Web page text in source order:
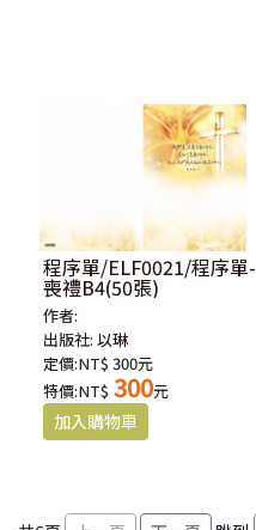
程序單/ELF0021/程序單-
喪禮B4(50張)
作者:
出版社:以琳
定價:NT$ 300元
特價:NT$ 300元